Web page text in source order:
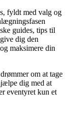
fyldt med valg og
guides, tips til
dig den
maksimere din
om at tage
dig med at
eventyret kun et